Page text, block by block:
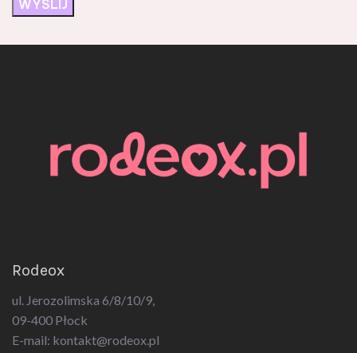
Rodeox
ul. Jerozolimska 6/8/10/9,
09-400 Płock
E-mail: kontakt@rodeox.pl